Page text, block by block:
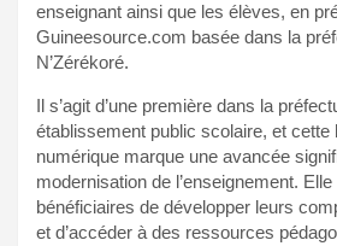
enseignant ainsi que les élèves, en
Guineesource.com basée dans la
N’Zérékoré.
Il s’agit d’une première dans la
établissement public scolaire, et cette
numérique marque une avancée
modernisation de l’enseignement.
bénéficiaires de développer leurs
et d’accéder à des ressources